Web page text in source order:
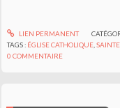
LIEN PERMANENT
TAGS : ÉGLISE CATHOLIQUE ,
0 COMMENTAIRE